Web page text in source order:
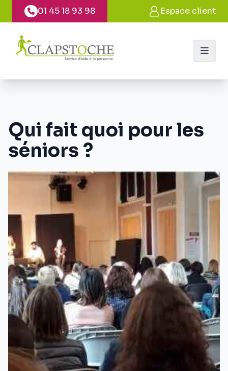
01 45 18 93 98 Espace client
Qui fait quoi pour les
séniors ?
Panneau de gestion des cookies